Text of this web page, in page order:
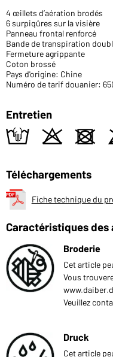
4 œillets d’aération brodés
6 surpiqûres sur la visière
Panneau frontal renforcé
Bande de transpiration
Fermeture agrippante
Coton brossé
Pays d'origine: Chine
Numéro de tarif douanier:
Entretien
t o d
Téléchargements
Fiche technique du
Caractéristiques des
Broderie
Cet article
Vous
Veuillez
Druck
Cet article